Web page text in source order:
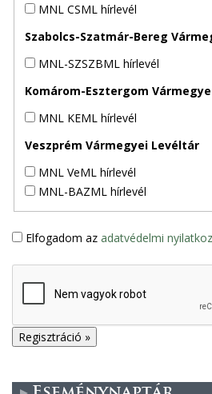
MNL CSML hírlevél
Szabolcs-Szatmár-Bereg
MNL-SZSZBML hírlevél
Komárom-Esztergom
MNL KEML hírlevél
Veszprém Vármegyei Levéltár
MNL VeML hírlevél
MNL-BAZML hírlevél
Elfogadom az adatvédelmi